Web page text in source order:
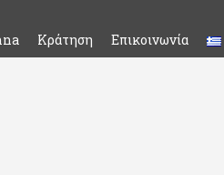
Κράτηση Επικοινωνία